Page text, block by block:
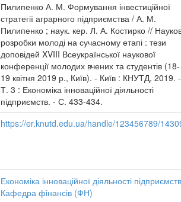
Пилипенко А. М. Формування інвестиційної
стратегії аграрного підприємства / А. М.
Пилипенко ; наук. кер. Л. А. Костирко //
розробки молоді на сучасному етапі : тези
доповідей XVIII Всеукраїнської наукової
конференції молодих вчених та студентів (18-
19 квітня 2019 р., Київ). - Київ : КНУТД, 2019. -
Т. 3 : Економіка інноваційної діяльності
підприємств. - С. 433-434.
https://er.knutd.edu.ua/handle/123456789/
Економіка інноваційної діяльності підприємств
Кафедра фінансів (ФН)